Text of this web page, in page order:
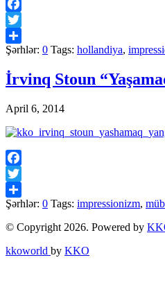
Facebook
Twitter
Share
Şərhlər: 0 Tags: hollandiya,
İrvinq Stoun
April 6, 2014
Facebook
Twitter
Share
Şərhlər: 0 Tags: impressionizm,
© Copyright 2026. Powered by
kkoworld by KKO